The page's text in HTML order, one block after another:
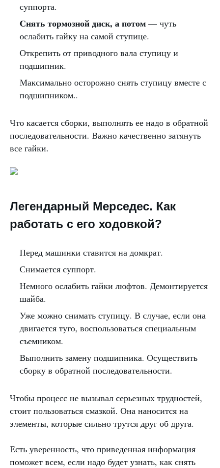
суппорта.
Снять тормозной диск, а потом — чуть
ослабить гайку на самой ступице.
Открепить от приводного вала ступицу и
подшипник.
Максимально осторожно снять ступицу вместе с
подшипником..
Что касается сборки, выполнять ее надо в обратной
последовательности. Важно качественно затянуть
все гайки.
Легендарный Мерседес. Как
работать с его ходовкой?
Перед машинки ставится на домкрат.
Снимается суппорт.
Немного ослабить гайки люфтов. Демонтируется
шайба.
Уже можно снимать ступицу. В случае, если она
двигается туго, воспользоваться специальным
съемником.
Выполнить замену подшипника. Осуществить
сборку в обратной последовательности.
Чтобы процесс не вызывал серьезных трудностей,
стоит пользоваться смазкой. Она наносится на
элементы, которые сильно трутся друг об друга.
Есть уверенность, что приведенная информация
поможет всем, если надо будет узнать, как снять